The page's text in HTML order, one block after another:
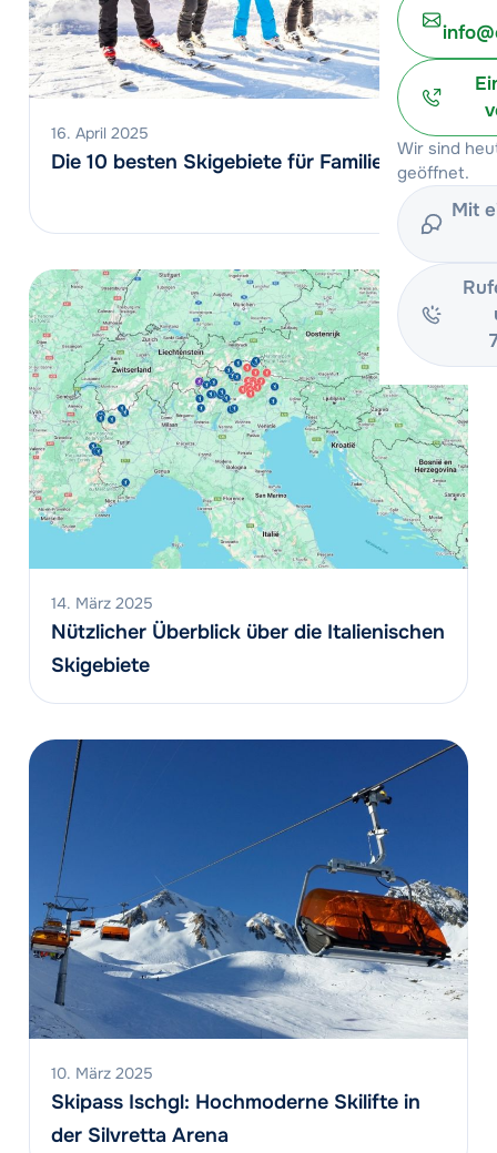
Wir sind
geöffnet.
Mit
16. April 2025
Die 10 besten Skigebiete für Familien
14. März 2025
Nützlicher Überblick über die Italienischen
Skigebiete
10. März 2025
Skipass Ischgl: Hochmoderne Skilifte in
der Silvretta Arena